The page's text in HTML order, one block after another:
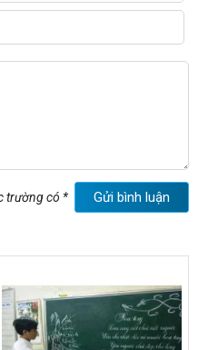
ẩm, chống cong vênh
nước.
tổng hợp
thước tuỳ ý: khổ rộng tối
( Nằm tron khuyến mại
) dài 30cm có bịt nhựa
và giẻ lau
trường có * Gửi bình luận